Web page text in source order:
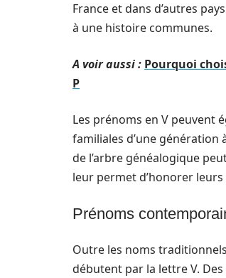
France et dans d’autres
à une histoire communes.
A voir aussi : Pourquoi
P
Les prénoms en V peuvent
familiales d’une génération
de l’arbre généalogique
leur permet d’honorer
Prénoms
Outre les noms
débutent par la lettre V.